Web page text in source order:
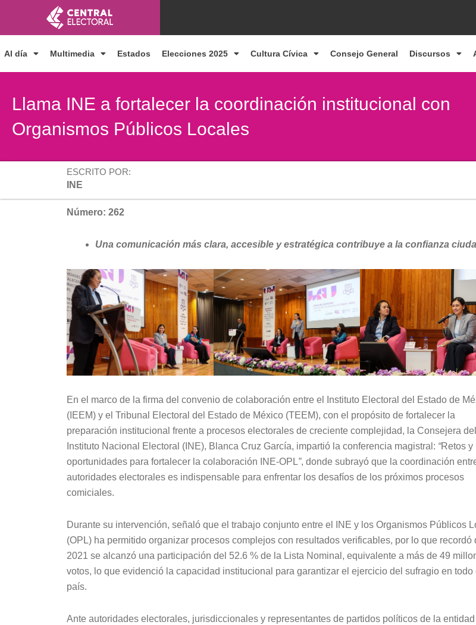
contenido
Al día Multimedia Estados Elecciones 2025 Cultura Cívica Consejo General Discursos
Llama INE a fortalecer la coordinación institucional con
Organismos Públicos Locales
ESCRITO POR:
INE
Número: 262
Una comunicación más clara, accesible y estratégica contribuye a la confianza
En el marco de la firma del convenio de colaboración entre el Instituto Electoral del Estado de
(IEEM) y el Tribunal Electoral del Estado de México (TEEM), con el propósito de fortalecer la
preparación institucional frente a procesos electorales de creciente complejidad, la Consejera del
Instituto Nacional Electoral (INE), Blanca Cruz García, impartió la conferencia magistral: “Retos y
oportunidades para fortalecer la colaboración INE-OPL”, donde subrayó que la coordinación
autoridades electorales es indispensable para enfrentar los desafíos de los próximos procesos
comiciales.
Durante su intervención, señaló que el trabajo conjunto entre el INE y los Organismos Públicos
(OPL) ha permitido organizar procesos complejos con resultados verificables, por lo que recordó
2021 se alcanzó una participación del 52.6 % de la Lista Nominal, equivalente a más de 49
votos, lo que evidenció la capacidad institucional para garantizar el ejercicio del sufragio en todo
país.
Ante autoridades electorales, jurisdiccionales y representantes de partidos políticos de la entidad